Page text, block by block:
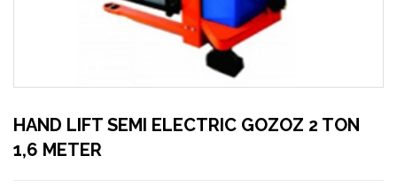
HAND LIFT SEMI ELECTRIC GOZOZ 2 TON
1,6 METER